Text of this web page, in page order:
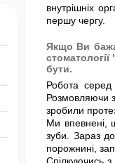
внутрішніх
першу чергу.
Якщо Ви
бути.
Робота серед
Розмовляючи
зробили
Ми впевнені,
зуби. Зараз
порожнині,